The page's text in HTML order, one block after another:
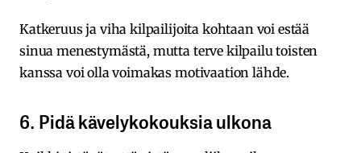
Katkeruus ja viha kilpailijoita kohtaan voi estää
sinua menestymästä, mutta terve kilpailu toisten
kanssa voi olla voimakas motivaation lähde.
6. Pidä kävelykokouksia ulkona